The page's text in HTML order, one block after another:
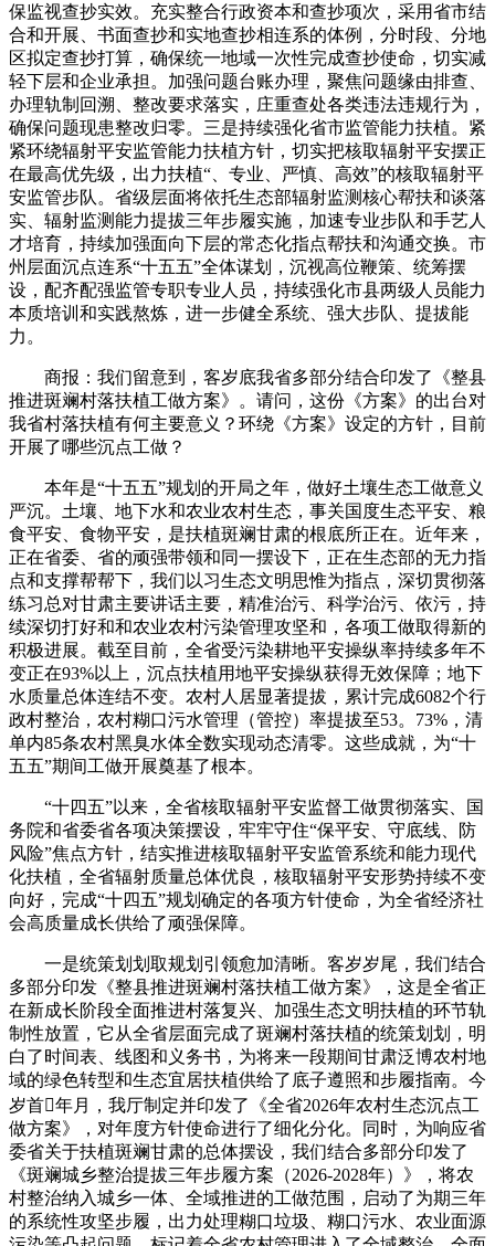
保监视查抄实效。充实整合行政资本和查抄项次，采用省市结
合和开展、书面查抄和实地查抄相连系的体例，分时段、分地
区拟定查抄打算，确保统一地域一次性完成查抄使命，切实减
轻下层和企业承担。加强问题台账办理，聚焦问题缘由排查、
办理轨制回溯、整改要求落实，庄重查处各类违法违规行为，
确保问题现患整改归零。三是持续强化省市监管能力扶植。紧
紧环绕辐射平安监管能力扶植方针，切实把核取辐射平安摆正
在最高优先级，出力扶植“、专业、严慎、高效”的核取辐射平
安监管步队。省级层面将依托生态部辐射监测核心帮扶和谈落
实、辐射监测能力提拔三年步履实施，加速专业步队和手艺人
才培育，持续加强面向下层的常态化指点帮扶和沟通交换。市
州层面沉点连系“十五五”全体谋划，沉视高位鞭策、统筹摆
设，配齐配强监管专职专业人员，持续强化市县两级人员能力
本质培训和实践熬炼，进一步健全系统、强大步队、提拔能
力。
商报：我们留意到，客岁底我省多部分结合印发了《整县
推进斑斓村落扶植工做方案》。请问，这份《方案》的出台对
我省村落扶植有何主要意义？环绕《方案》设定的方针，目前
开展了哪些沉点工做？
本年是“十五五”规划的开局之年，做好土壤生态工做意义
严沉。土壤、地下水和农业农村生态，事关国度生态平安、粮
食平安、食物平安，是扶植斑斓甘肃的根底所正在。近年来，
正在省委、省的顽强带领和同一摆设下，正在生态部的无力指
点和支撑帮帮下，我们以习生态文明思惟为指点，深切贯彻落
练习总对甘肃主要讲话主要，精准治污、科学治污、依污，持
续深切打好和和农业农村污染管理攻坚和，各项工做取得新的
积极进展。截至目前，全省受污染耕地平安操纵率持续多年不
变正在93%以上，沉点扶植用地平安操纵获得无效保障；地下
水质量总体连结不变。农村人居显著提拔，累计完成6082个行
政村整治，农村糊口污水管理（管控）率提拔至53。73%，清
单内85条农村黑臭水体全数实现动态清零。这些成就，为“十
五五”期间工做开展奠基了根本。
“十四五”以来，全省核取辐射平安监督工做贯彻落实、国
务院和省委省各项决策摆设，牢牢守住“保平安、守底线、防
风险”焦点方针，结实推进核取辐射平安监管系统和能力现代
化扶植，全省辐射质量总体优良，核取辐射平安形势持续不变
向好，完成“十四五”规划确定的各项方针使命，为全省经济社
会高质量成长供给了顽强保障。
一是统策划划取规划引领愈加清晰。客岁岁尾，我们结合
多部分印发《整县推进斑斓村落扶植工做方案》，这是全省正
在新成长阶段全面推进村落复兴、加强生态文明扶植的环节轨
制性放置，它从全省层面完成了斑斓村落扶植的统策划划，明
白了时间表、线图和义务书，为将来一段期间甘肃泛博农村地
域的绿色转型和生态宜居扶植供给了底子遵照和步履指南。今
岁首年月，我厅制定并印发了《全省2026年农村生态沉点工
做方案》，对年度方针使命进行了细化分化。同时，为响应省
委省关于扶植斑斓甘肃的总体摆设，我们结合多部分印发了
《斑斓城乡整治提拔三年步履方案（2026-2028年）》，将农
村整治纳入城乡一体、全域推进的工做范围，启动了为期三年
的系统性攻坚步履，出力处理糊口垃圾、糊口污水、农业面源